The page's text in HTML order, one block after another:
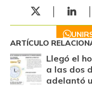
ARTÍCULO
Llegó el
a las dos
adelantó